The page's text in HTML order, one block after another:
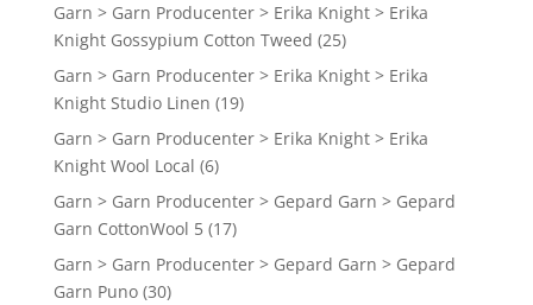
Garn > Garn Producenter > Erika Knight > Erika
Knight Gossypium Cotton Tweed (25)
Garn > Garn Producenter > Erika Knight > Erika
Knight Studio Linen (19)
Garn > Garn Producenter > Erika Knight > Erika
Knight Wool Local (6)
Garn > Garn Producenter > Gepard Garn > Gepard
Garn CottonWool 5 (17)
Garn > Garn Producenter > Gepard Garn > Gepard
Garn Puno (30)